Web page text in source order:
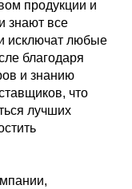
продукции и
знают все
исключат любые
благодаря
и знанию
что
лучших